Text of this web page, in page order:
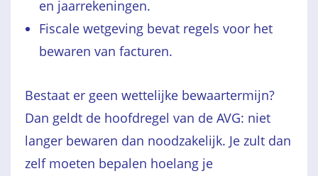
en jaarrekeningen.
Fiscale wetgeving bevat regels voor het
bewaren van facturen.
Bestaat er geen wettelijke bewaartermijn?
Dan geldt de hoofdregel van de AVG: niet
langer bewaren dan noodzakelijk. Je zult dan
zelf moeten bepalen hoelang je